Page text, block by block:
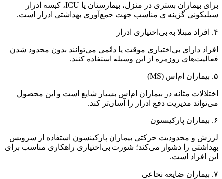
برای بیماران بستری در منزل، بیمارستان یا ICU، کیسه ادرار
سیلیکونی گزینه‌ای مناسب جهت جمع‌آوری بهداشتی ادرار است.
۴. افراد مبتلا به بی‌اختیاری ادرار
افراد دارای بی‌اختیاری موقت یا دائمی می‌توانند بدون محدود شدن
فعالیت‌های روزمره از این وسیله استفاده کنند.
۵. بیماران ام‌اس (MS)
اختلالات مثانه در بیماران ام‌اس بسیار شایع است و این محصول
می‌تواند مدیریت دفع ادرار را آسان‌تر کند.
۶. بیماران پارکینسون
لرزش و محدودیت حرکتی بیماران پارکینسون استفاده از سرویس
بهداشتی را دشوار می‌کند؛ شورت بی‌اختیاری راهکاری مناسب برای
این افراد است.
۷. بیماران ضایعه نخاعی